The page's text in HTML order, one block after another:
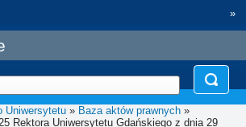
»
Uniwersytetu » Baza aktów prawnych »
Rektora Uniwersytetu Gdańskiego z dnia 29